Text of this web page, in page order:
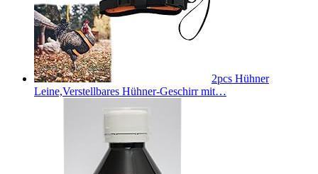
2pcs Hühner
Leine,Verstellbares Hühner-Geschirr mit…